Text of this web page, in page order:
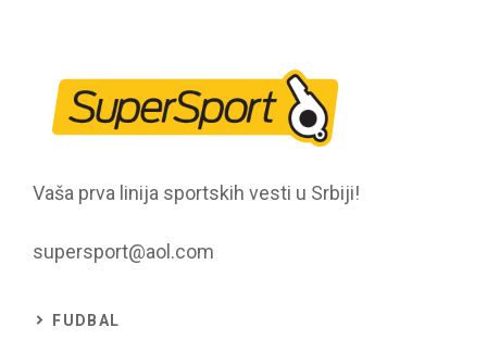
Vaša prva linija sportskih vesti u Srbiji!
supersport@aol.com
FUDBAL